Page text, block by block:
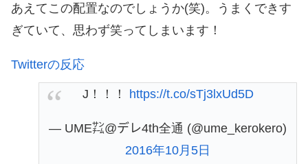
あえてこの配置なのでしょうか(笑)。うまくできす
ぎていて、思わず笑ってしまいます！
Twitterの反応
J！！！ https://t.co/sTj3lxUd5D
— UME㌠@デレ4th全通 (@ume_kerokero)
2016年10月5日